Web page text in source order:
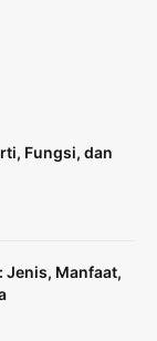
Fungsi, dan
Jenis, Manfaat,